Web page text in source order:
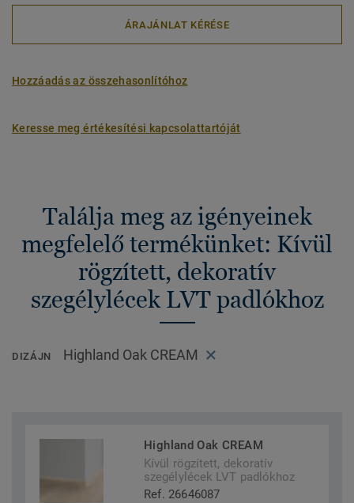
ÁRAJÁNLAT KÉRÉSE
Hozzáadás az összehasonlítóhoz
Keresse meg értékesítési kapcsolattartóját
Találja meg az igényeinek
megfelelő termékünket: Kívül
rögzített, dekoratív
szegélylécek LVT padlókhoz
DIZÁJN Highland Oak CREAM
Highland Oak CREAM
Kívül rögzített, dekoratív
szegélylécek LVT padlókhoz
Ref. 26646087